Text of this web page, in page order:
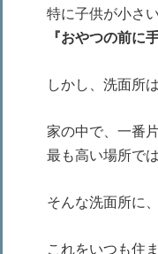
特に子供が小さ
『おやつの前に
しかし、洗面所
家の中で、一番
最も高い場所で
そんな洗面所に
これをいつも住